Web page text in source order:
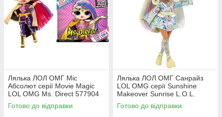
люблять творити та вигадувати нові історії з ляльками.
Завдяки своєму особливому ефекту світіння, ці ляльки
стануть незабутньою частиною гри і принесуть багато радості
та задоволення.
Лялька ЛОЛ ОМГ Міс
Абсолют серії Movie Magic
LOL OMG Ms. Direct 577904
L.O.L. Surprise! Оригінал
Готово до відправки
Лялька ЛОЛ ОМГ Санрайз
LOL OMG серії Sunshine
Makeover Sunrise L.O.L.
Surprise! O.M.G. 589433
Оригінал
Готово до відправки